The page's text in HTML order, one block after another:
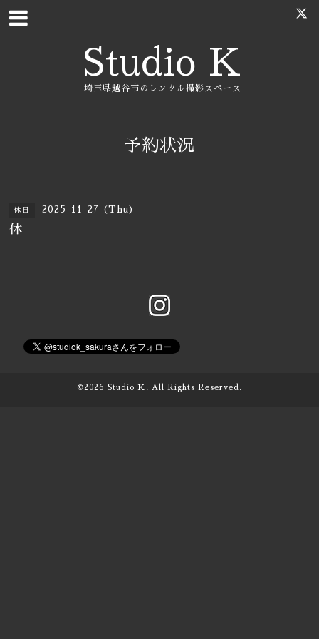
Studio K
埼玉県越谷市のレンタル撮影スペース
予約状況
休日 2025-11-27 (Thu)
休
©2026 Studio Ｋ . All Rights Reserved.